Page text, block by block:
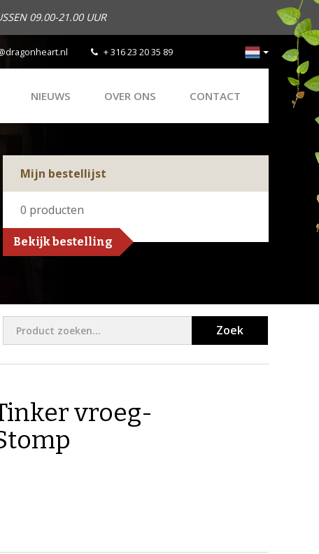
09.00-21.00 UUR
+ 316 23 20 35 89
NIEUWS OVER ONS CONTACT
Mijn bestellijst
0 producten
Bekijk bestelling
Zoek
vroeg-